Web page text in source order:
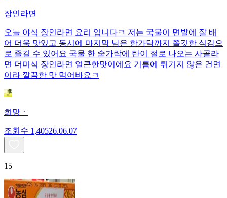
장인라면
오늘 야식 장인라면 요리 입니다ㅋ 저는 국물이 면발에 잘 배
어 더욱 맛있고 동시에 마지막 남은 한가닥까지 쫄깃한 식감으
로 즐길 수 있어요 국물 한 숟가락에 탄이 절로 나오는 사골라
면 더미식 장인라면 얼큰한맛이에요 기름에 튀기지 않은 건면
이라 깔끔한 맛 먹어바요ㅋ
희망ㆍ
조회수 1,40526.06.07
15